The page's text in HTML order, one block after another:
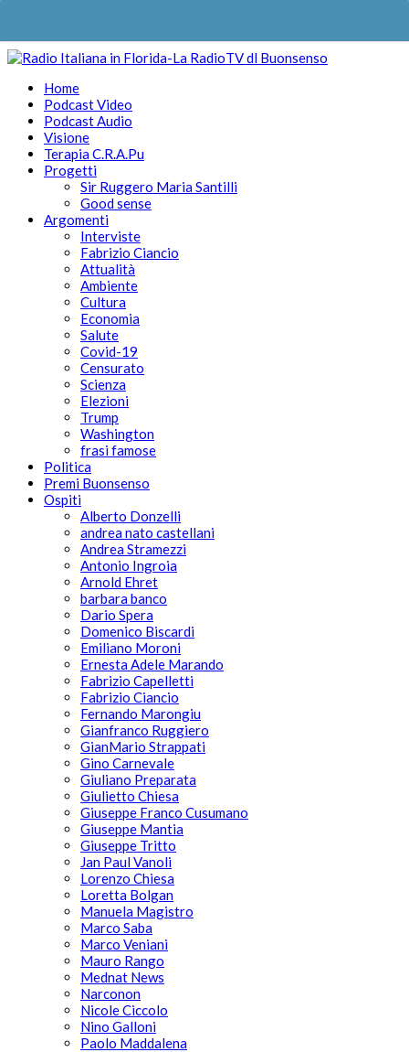
Home
Podcast Video
Podcast Audio
Visione
Terapia C.R.A.Pu
Progetti
Sir Ruggero Maria Santilli
Good sense
Argomenti
Interviste
Fabrizio Ciancio
Attualità
Ambiente
Cultura
Economia
Salute
Covid-19
Censurato
Scienza
Elezioni
Trump
Washington
frasi famose
Politica
Premi Buonsenso
Ospiti
Alberto Donzelli
andrea nato castellani
Andrea Stramezzi
Antonio Ingroia
Arnold Ehret
barbara banco
Dario Spera
Domenico Biscardi
Emiliano Moroni
Ernesta Adele Marando
Fabrizio Capelletti
Fabrizio Ciancio
Fernando Marongiu
Gianfranco Ruggiero
GianMario Strappati
Gino Carnevale
Giuliano Preparata
Giulietto Chiesa
Giuseppe Franco Cusumano
Giuseppe Mantia
Giuseppe Tritto
Jan Paul Vanoli
Lorenzo Chiesa
Loretta Bolgan
Manuela Magistro
Marco Saba
Marco Veniani
Mauro Rango
Mednat News
Narconon
Nicole Ciccolo
Nino Galloni
Paolo Maddalena